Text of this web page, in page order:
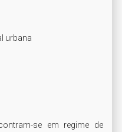
urbana
se em regime de